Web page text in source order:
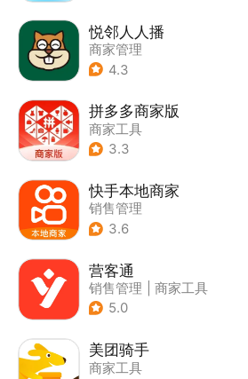
悦邻人人播
商家管理
4.3
拼多多商家版
商家工具
3.3
快手本地商家
销售管理
3.6
营客通
销售管理
商家工具
5.0
美团骑手
商家工具